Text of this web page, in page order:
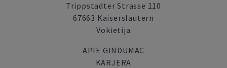
Trippstadter Strasse 110
67663 Kaiserslautern
Vokietija
APIE GINDUMAC
KARJERA